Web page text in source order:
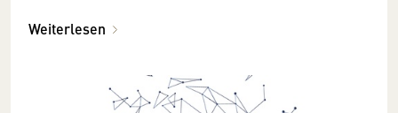
Weiterlesen